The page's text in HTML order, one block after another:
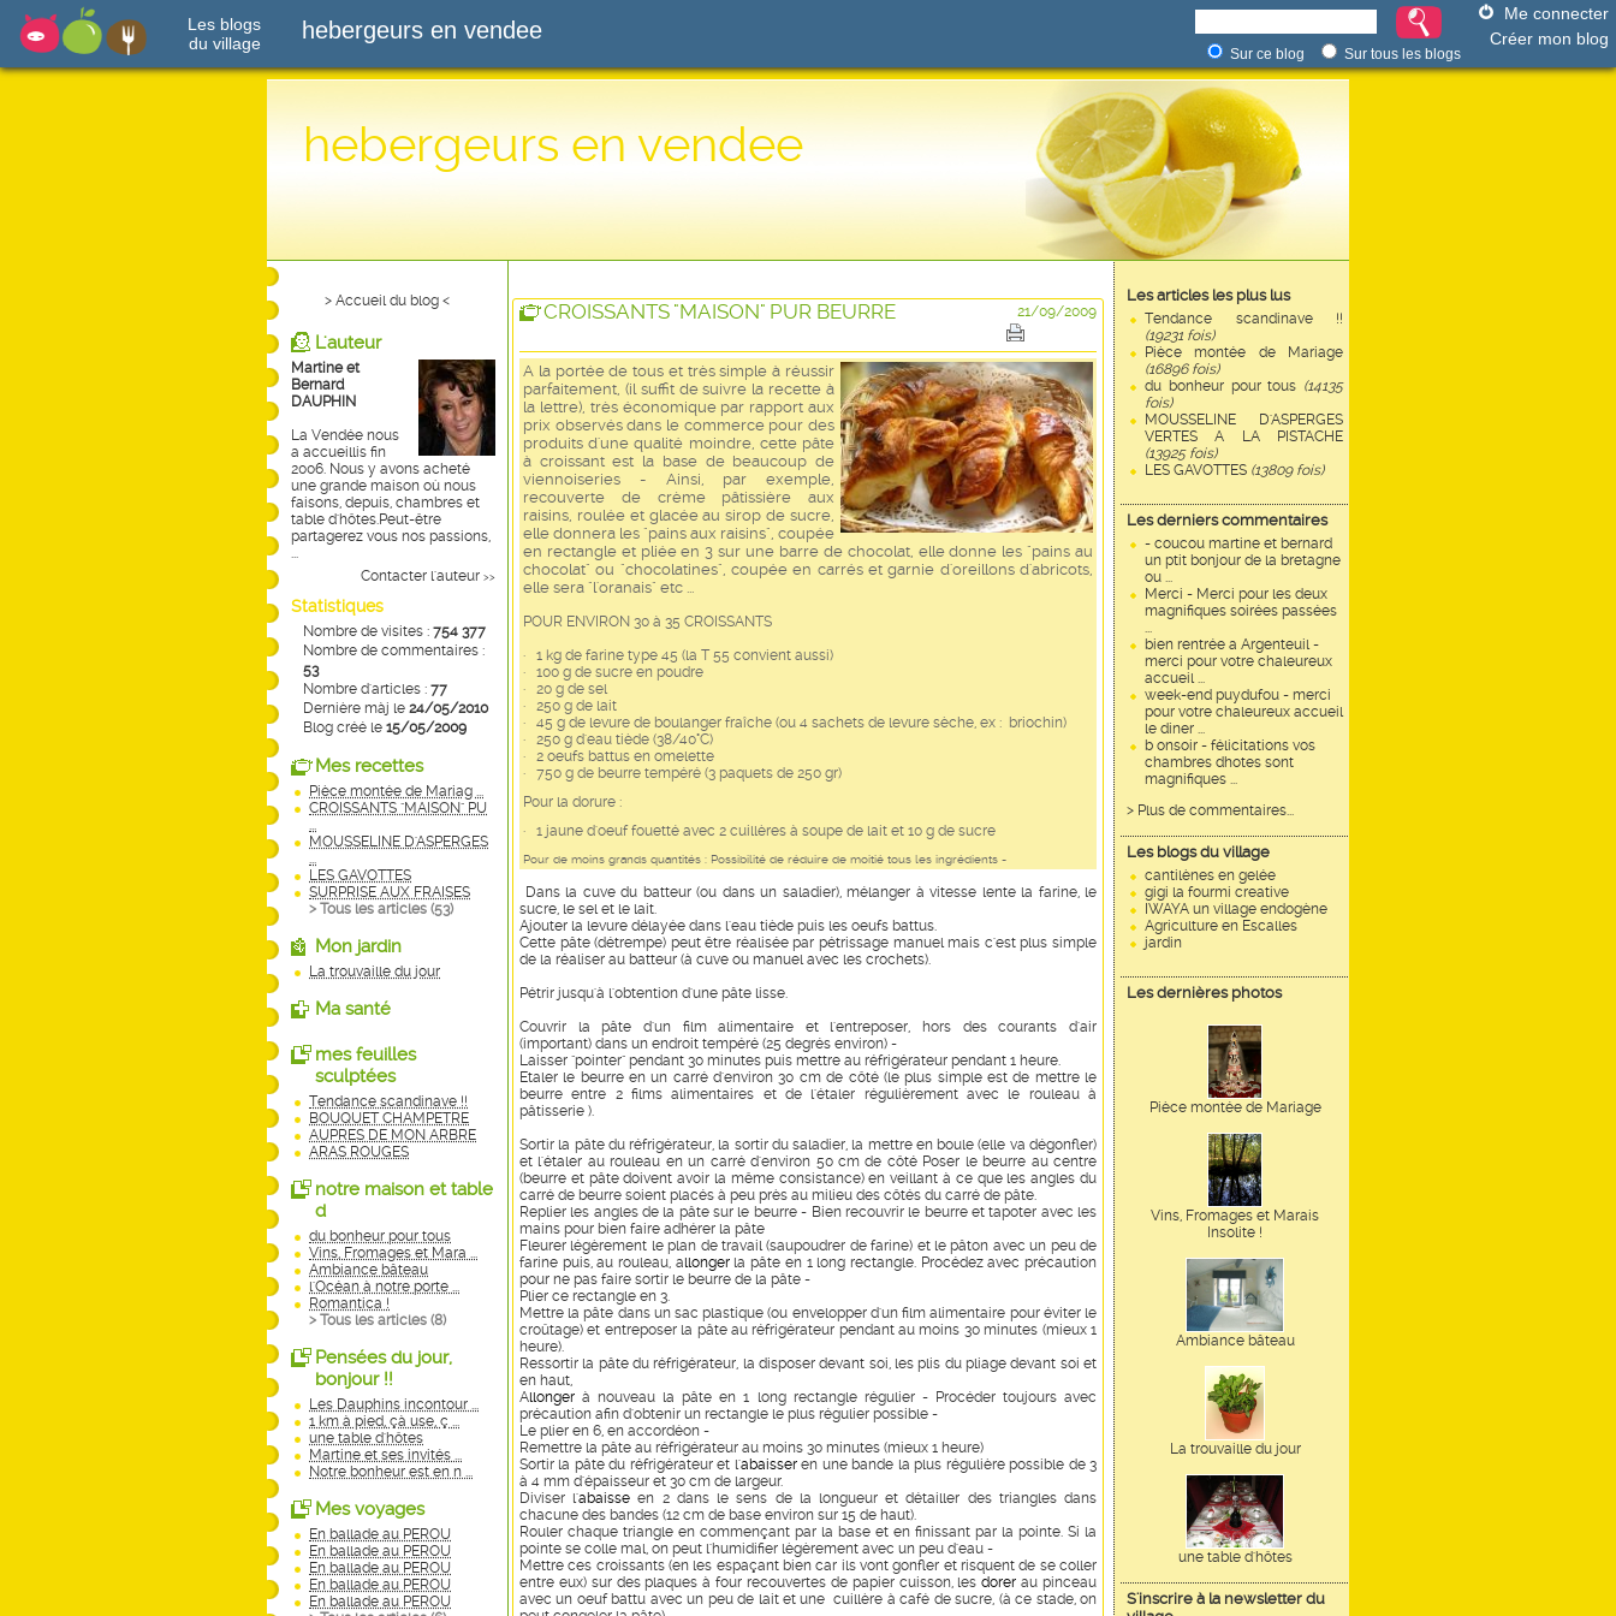
Les blogs
du village
hebergeurs en vendee
Me connecter
Créer mon blog
Sur ce blog Sur tous les blogs
hebergeurs en vendee
Les articles les plus lus
Tendance scandinave !!
(19231 fois)
Pièce montée de Mariage
(16896 fois)
du bonheur pour tous (14135
fois)
MOUSSELINE D'ASPERGES
VERTES A LA PISTACHE
(13925 fois)
LES GAVOTTES (13809 fois)
Les derniers commentaires
- coucou martine et bernard
un ptit bonjour de la bretagne
ou ...
Merci - Merci pour les deux
magnifiques soirées passées
...
bien rentrée a Argenteuil -
merci pour votre chaleureux
accueil ...
week-end puydufou - merci
pour votre chaleureux accueil
le diner ...
b onsoir - félicitations vos
chambres dhotes sont
magnifiques ...
> Plus de commentaires...
Les blogs du village
cantilènes en gelée
gigi la fourmi creative
IWAYA un village endogène
Agriculture en Escalles
jardin
Les dernières photos
Pièce montée de Mariage
Vins, Fromages et Marais
Insolite !
Ambiance bâteau
La trouvaille du jour
une table d'hôtes
S'inscrire à la newsletter du
> Accueil du blog <
L'auteur
Martine et
Bernard
DAUPHIN
La Vendée nous
a accueillis fin
2006. Nous y avons acheté
une grande maison où nous
faisons, depuis, chambres et
table d'hôtes.Peut-être
partagerez vous nos passions,
...
Contacter l'auteur >>
Statistiques
Nombre de visites : 754 377
Nombre de commentaires :
53
Nombre d'articles : 77
Dernière màj le 24/05/2010
Blog créé le 15/05/2009
Mes recettes
Pièce montée de Mariag ...
CROISSANTS "MAISON" PU
...
MOUSSELINE D'ASPERGES
...
LES GAVOTTES
SURPRISE AUX FRAISES
> Tous les articles (53)
Mon jardin
La trouvaille du jour
Ma santé
mes feuilles
sculptées
Tendance scandinave !!
BOUQUET CHAMPETRE
AUPRES DE MON ARBRE
ARAS ROUGES
notre maison et table
d
du bonheur pour tous
Vins, Fromages et Mara ...
Ambiance bâteau
l'Océan à notre porte ...
Romantica !
> Tous les articles (8)
Pensées du jour,
bonjour !!
Les Dauphins incontour ...
1 km à pied, çà use, ç ...
une table d'hôtes
Martine et ses invités ...
Notre bonheur est en n ...
Mes voyages
En ballade au PEROU
En ballade au PEROU
En ballade au PEROU
En ballade au PEROU
En ballade au PEROU
CROISSANTS "MAISON" PUR BEURRE 21/09/2009
A la portée de tous et très simple à réussir
parfaitement, (il suffit de suivre la recette à
la lettre), très économique par rapport aux
prix observés dans le commerce pour des
produits d'une qualité moindre, cette pâte
à croissant est la base de beaucoup de
viennoiseries - Ainsi, par exemple,
recouverte de crème pâtissière aux
raisins, roulée et glacée au sirop de sucre,
elle donnera les "pains aux raisins", coupée
en rectangle et pliée en 3 sur une barre de chocolat, elle donne les "pains au
chocolat" ou "chocolatines", coupée en carrés et garnie d'oreillons d'abricots,
elle sera "l'oranais" etc ...
POUR ENVIRON 30 à 35 CROISSANTS
· 1 kg de farine type 45 (la T 55 convient aussi)
· 100 g de sucre en poudre
· 20 g de sel
· 250 g de lait
· 45 g de levure de boulanger fraîche (ou 4 sachets de levure sèche, ex : briochin)
· 250 g d'eau tiède (38/40°C)
· 2 oeufs battus en omelette
· 750 g de beurre tempéré (3 paquets de 250 gr)
Pour la dorure :
· 1 jaune d'oeuf fouetté avec 2 cuillères à soupe de lait et 10 g de sucre
Pour de moins grands quantités : Possibilité de réduire de moitié tous les ingrédients -
Dans la cuve du batteur (ou dans un saladier), mélanger à vitesse lente la farine, le
sucre, le sel et le lait.
Ajouter la levure délayée dans l'eau tiède puis les oeufs battus.
Cette pâte (détrempe) peut être réalisée par pétrissage manuel mais c'est plus simple
de la réaliser au batteur (à cuve ou manuel avec les crochets).
Pétrir jusqu'à l'obtention d'une pâte lisse.
Couvrir la pâte d'un film alimentaire et l'entreposer, hors des courants d'air
(important) dans un endroit tempéré (25 degrés environ) -
Laisser "pointer" pendant 30 minutes puis mettre au réfrigérateur pendant 1 heure.
Etaler le beurre en un carré d'environ 30 cm de côté (le plus simple est de mettre le
beurre entre 2 films alimentaires et de l'étaler régulièrement avec le rouleau à
pâtisserie ).
Sortir la pâte du réfrigérateur, la sortir du saladier, la mettre en boule (elle va dégonfler)
et l'étaler au rouleau en un carré d'environ 50 cm de côté Poser le beurre au centre
(beurre et pâte doivent avoir la même consistance) en veillant à ce que les angles du
carré de beurre soient placés à peu près au milieu des côtés du carré de pâte.
Replier les angles de la pâte sur le beurre - Bien recouvrir le beurre et tapoter avec les
mains pour bien faire adhérer la pâte
Fleurer légèrement le plan de travail (saupoudrer de farine) et le pâton avec un peu de
farine puis, au rouleau, allongerla pâte en 1 long rectangle. Procédez avec précaution
pour ne pas faire sortir le beurre de la pâte -
Plier ce rectangle en 3.
Mettre la pâte dans un sac plastique (ou envelopper d'un film alimentaire pour éviter le
croûtage) et entreposer la pâte au réfrigérateur pendant au moins 30 minutes (mieux 1
heure).
Ressortir la pâte du réfrigérateur, la disposer devant soi, les plis du pliage devant soi et
en haut,
Allonger à nouveau la pâte en 1 long rectangle régulier - Procéder toujours avec
précaution afin d'obtenir un rectangle le plus régulier possible -
Le plier en 6, en accordéon -
Remettre la pâte au réfrigérateur au moins 30 minutes (mieux 1 heure)
Sortir la pâte du réfrigérateur et l'abaisseren une bande la plus régulière possible de 3
à 4 mm d'épaisseur et 30 cm de largeur.
Diviser l'abaisse en 2 dans le sens de la longueur et détailler des triangles dans
chacune des bandes (12 cm de base environ sur 15 de haut).
Rouler chaque triangle en commençant par la base et en finissant par la pointe. Si la
pointe se colle mal, on peut l'humidifier lègèrement avec un peu d'eau -
Mettre ces croissants (en les espaçant bien car ils vont gonfler et risquent de se coller
entre eux) sur des plaques à four recouvertes de papier cuisson, lesdorer au pinceau
avec un oeuf battu avec un peu de lait et une cuillère à café de sucre, (à ce stade, on